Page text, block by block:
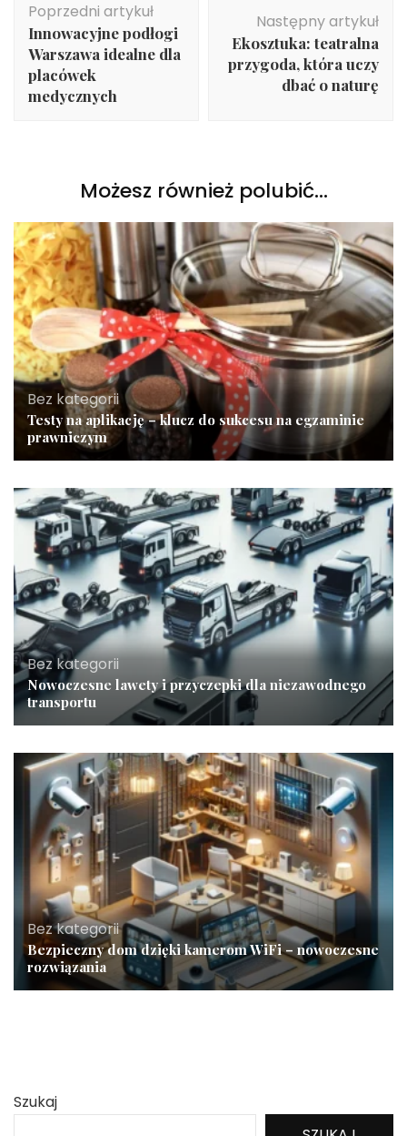
wpisu
Poprzedni artykuł
Innowacyjne podłogi
Warszawa idealne dla
placówek
medycznych
Następny artykuł
Ekosztuka: teatralna
przygoda, która uczy
dbać o naturę
Możesz również polubić…
Bez kategorii
Testy na aplikację – klucz do sukcesu na egzaminie
prawniczym
Bez kategorii
Nowoczesne lawety i przyczepki dla niezawodnego
transportu
Bez kategorii
Bezpieczny dom dzięki kamerom WiFi – nowoczesne
rozwiązania
Szukaj